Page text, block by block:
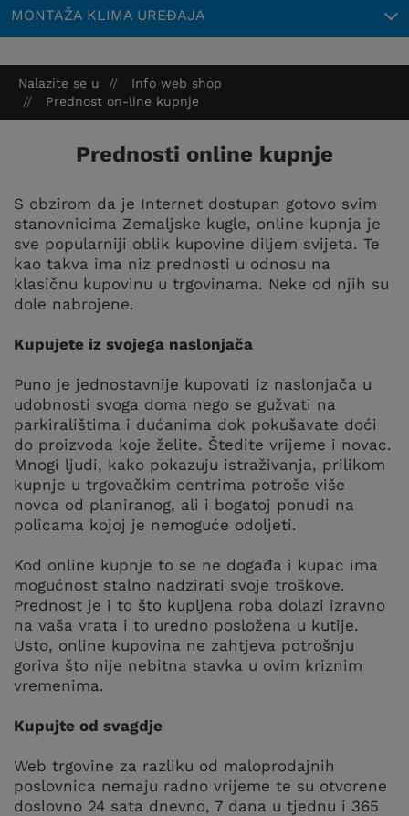
MONTAŽA KLIMA UREĐAJA
Nalazite se u
Info web shop
Prednost on-line kupnje
Prednosti online kupnje
S obzirom da je Internet dostupan gotovo svim
stanovnicima Zemaljske kugle, online kupnja je
sve popularniji oblik kupovine diljem svijeta. Te
kao takva ima niz prednosti u odnosu na
klasičnu kupovinu u trgovinama. Neke od njih su
dole nabrojene.
Kupujete iz svojega naslonjača
Puno je jednostavnije kupovati iz naslonjača u
udobnosti svoga doma nego se gužvati na
parkiralištima i dućanima dok pokušavate doći
do proizvoda koje želite. Štedite vrijeme i novac.
Mnogi ljudi, kako pokazuju istraživanja, prilikom
kupnje u trgovačkim centrima potroše više
novca od planiranog, ali i bogatoj ponudi na
policama kojoj je nemoguće odoljeti.
Kod online kupnje to se ne događa i kupac ima
mogućnost stalno nadzirati svoje troškove.
Prednost je i to što kupljena roba dolazi izravno
na vaša vrata i to uredno posložena u kutije.
Usto, online kupovina ne zahtjeva potrošnju
goriva što nije nebitna stavka u ovim kriznim
vremenima.
Kupujte od svagdje
Web trgovine za razliku od maloprodajnih
poslovnica nemaju radno vrijeme te su otvorene
doslovno 24 sata dnevno, 7 dana u tjednu i 365